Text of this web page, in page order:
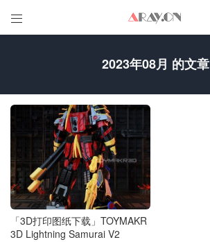

2023年08月 的文章
「3D打印图纸下载」TOYMAKR
3D Lightning Samurai V2